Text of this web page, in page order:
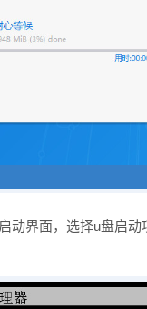
动界面，选择u盘启动